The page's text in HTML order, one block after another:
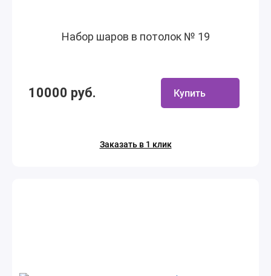
Набор шаров в потолок № 19
10000 руб. Купить
Заказать в 1 клик